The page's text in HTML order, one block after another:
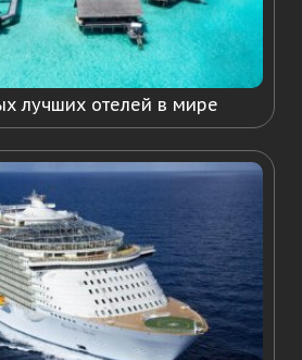
лучших отелей в мире